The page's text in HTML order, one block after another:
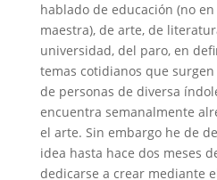
hablado de educación (no
maestra), de arte, de
universidad, del paro, en
temas cotidianos que
de personas de diversa
encuentra semanalmente
el arte. Sin embargo he de
idea hasta hace dos meses
dedicarse a crear mediante